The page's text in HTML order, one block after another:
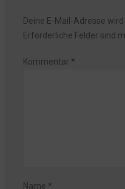
Deine E-Mail-Adresse
Erforderliche Felder sind
Kommentar *
Name *